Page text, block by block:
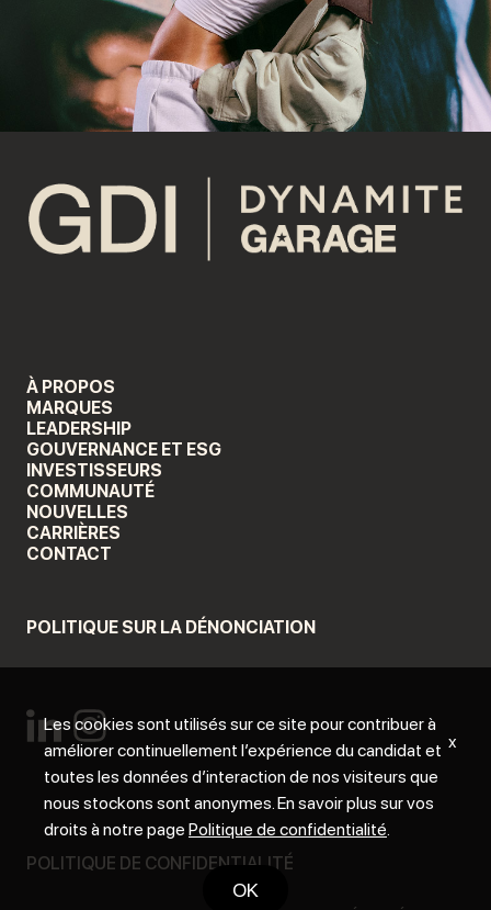
À PROPOS
MARQUES
LEADERSHIP
GOUVERNANCE ET ESG
INVESTISSEURS
COMMUNAUTÉ
NOUVELLES
CARRIÈRES
CONTACT
POLITIQUE SUR LA DÉNONCIATION
POLITIQUE DE CONFIDENTIALITÉ
Les cookies sont utilisés sur ce site pour contribuer à
améliorer continuellement l’expérience du candidat et
toutes les données d’interaction de nos visiteurs que
nous stockons sont anonymes. En savoir plus sur vos
droits à notre page Politique de confidentialité.
OK
x